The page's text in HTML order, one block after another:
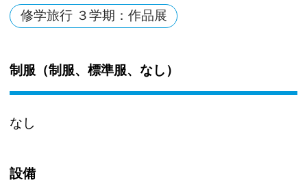
修学旅行 ３学期：作品展
制服（制服、標準服、なし）
なし
設備